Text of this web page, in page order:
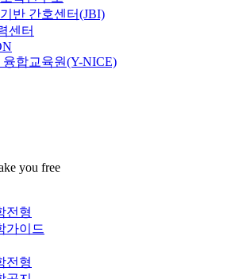
반 간호센터(JBI)
센터
융합교육원(Y-NICE)
you free
전형
가이드
전형